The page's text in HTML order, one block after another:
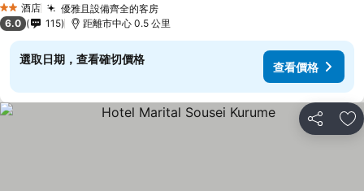
2 星級酒店 優雅且設備齊全的客房查看價格
6.0 115 距離市中心 0.5 公里
選取日期，查看確切價格
查看價格
分享 放